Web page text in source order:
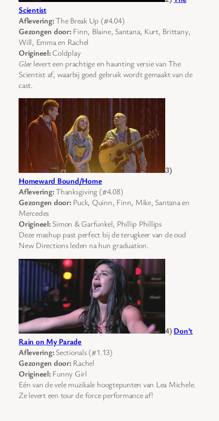
Scientist
Aflevering:The Break Up (#4.04)
Gezongen door:Finn, Blaine, Santana, Kurt, Brittany,
Will, Emma en Rachel
Origineel:Coldplay
Glee levert een prachtige en haunting versie van The
Scientist af, waarbij goed gebruik wordt gemaakt van de
cast.
3)
Homeward Bound/Home
Aflevering:Thanksgiving (#4.08)
Gezongen door:Puck, Quinn, Finn, Mike, Santana en
Mercedes
Origineel:Simon & Garfunkel, Phillip Phillips
Deze mashup past perfect bij de terugkeer van de oud
New Directions leden na hun graduation.
4)Don’t
Rain on My Parade
Aflevering:Sectionals (#1.13)
Gezongen door:Rachel
Origineel:Funny Girl
Eén van de vele muzikale hoogtepunten van Lea Michele.
Ze levert een tour de force performance af!